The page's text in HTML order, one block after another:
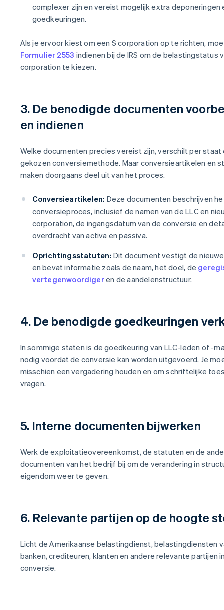
complexer zijn en vereist mogelijk extra deponeringen
goedkeuringen.
Als je ervoor kiest om een S corporation op te richten,
Formulier 2553 indienen bij de IRS om de belastingstatus
corporation te kiezen.
3. De benodigde documenten
en indienen
Welke documenten precies vereist zijn, verschilt per staat
gekozen conversiemethode. Maar conversieartikelen en
maken doorgaans deel uit van het proces.
Conversieartikelen: Deze documenten beschrijven
conversieproces, inclusief de namen van de LLC en
corporation, de ingangsdatum van de conversie en
overdracht van activa en passiva.
Oprichtingsstatuten: Dit document vestigt de
en bevat informatie zoals de naam, het doel, de
vertegenwoordigeren de aandelenstructuur.
4. De benodigde goedkeuringen
In sommige staten is de goedkeuring van LLC-leden of -
nodig voordat de conversie kan worden uitgevoerd. Je
misschien een vergadering houden en om schriftelijke
vragen.
5. Interne documenten bijwerken
Werk de exploitatieovereenkomst, de statuten en de
documenten van het bedrijf bij om de verandering in
eigendom weer te geven.
6. Relevante partijen op de hoogte
Licht de Amerikaanse belastingdienst, belastingdiensten
banken, crediteuren, klanten en andere relevante partijen
conversie.